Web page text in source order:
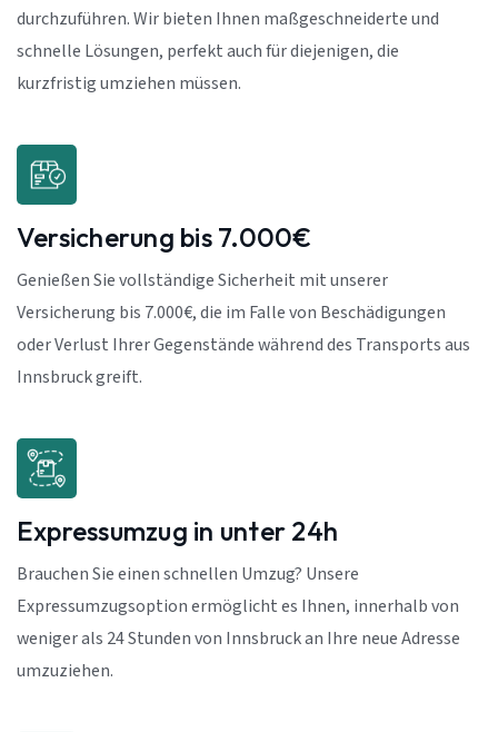
durchzuführen. Wir bieten Ihnen maßgeschneiderte und
schnelle Lösungen, perfekt auch für diejenigen, die
kurzfristig umziehen müssen.
Versicherung bis 7.000€
Genießen Sie vollständige Sicherheit mit unserer
Versicherung bis 7.000€, die im Falle von Beschädigungen
oder Verlust Ihrer Gegenstände während des Transports aus
Innsbruck greift.
Expressumzug in unter 24h
Brauchen Sie einen schnellen Umzug? Unsere
Expressumzugsoption ermöglicht es Ihnen, innerhalb von
weniger als 24 Stunden von Innsbruck an Ihre neue Adresse
umzuziehen.